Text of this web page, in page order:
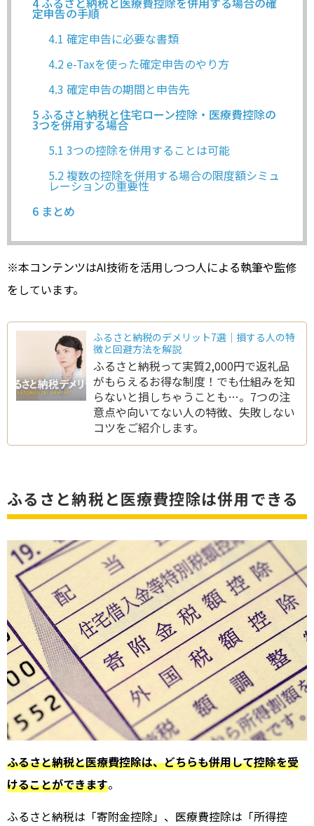
定申告の手順
4.1 確定申告に必要な書類
4.2 e-Taxを使った確定申告のやり方
4.3 確定申告の期間と申告先
5ふるさと納税と住宅ローン控除・医療費控除の
3つを併用する場合
5.1 3つの控除を併用することは可能
5.2 複数の控除を併用する場合の限度額シミュ
レーションの重要性
6 まとめ
※本コンテンツはAI技術を活用しつつ人による執筆や監修
をしています。
ふるさと納税のデメリット7選｜損する人の特
徴と回避方法を解説
ふるさと納税って実質2,000円で返礼品
がもらえるお得な制度！でも仕組みを知
らないと損しちゃうことも…。7つの注
意点や向いてない人の特徴、失敗しない
コツをご紹介します。
ふるさと納税と医療費控除は併用できる
ふるさと納税と医療費控除は、どちらも併用して控除を受
けることができます。
ふるさと納税は「寄附金控除」、医療費控除は「所得控